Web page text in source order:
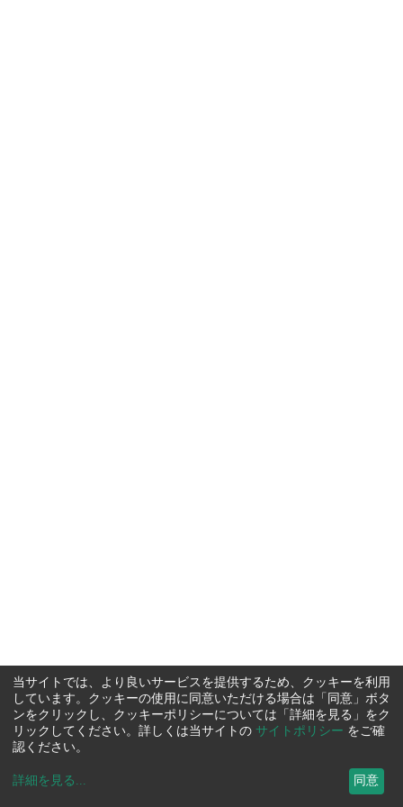
当サイトでは、より良いサービスを提供するため、クッキーを利用
しています。クッキーの使用に同意いただける場合は「同意」ボタ
ンをクリックし、クッキーポリシーについては「詳細を見る」をク
リックしてください。詳しくは当サイトの サイトポリシー をご確
認ください。
詳細を見る ... 同意